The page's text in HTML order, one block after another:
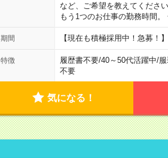
など、ご希望を教えてくださ
もう1つのお仕事の勤務時間。
期間 【現在も積極採用中！急募
特徴 履歴書不要/40～50代活躍中/服
不要
気になる！